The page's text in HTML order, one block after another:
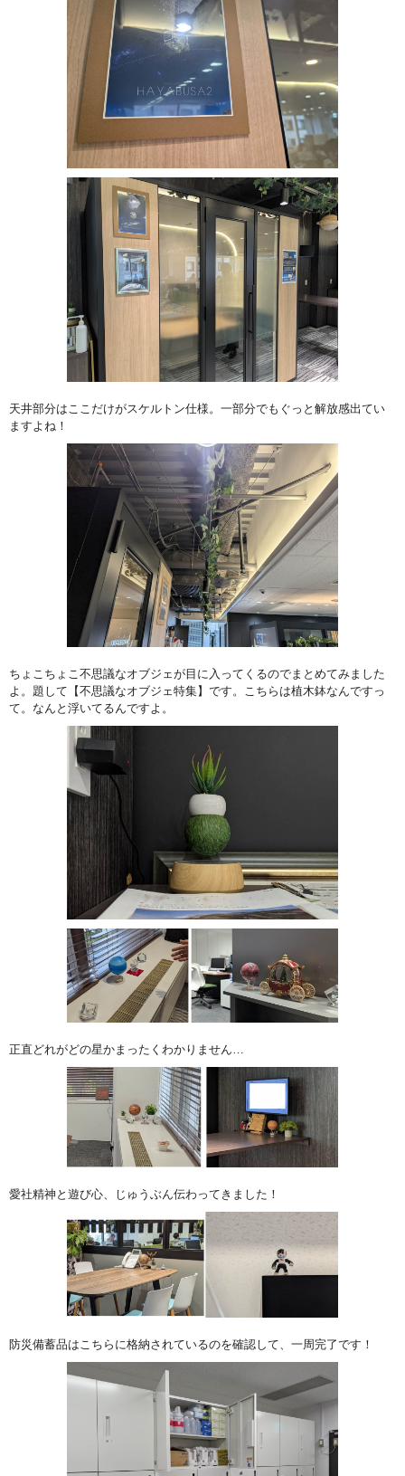
天井部分はここだけがスケルトン仕様。一部分でもぐっと解放感出てい
ますよね！
ちょこちょこ不思議なオブジェが目に入ってくるのでまとめてみました
よ。題して【不思議なオブジェ特集】です。こちらは植木鉢なんですっ
て。なんと浮いてるんですよ。
正直どれがどの星かまったくわかりません…
愛社精神と遊び心、じゅうぶん伝わってきました！
防災備蓄品はこちらに格納されているのを確認して、一周完了です！